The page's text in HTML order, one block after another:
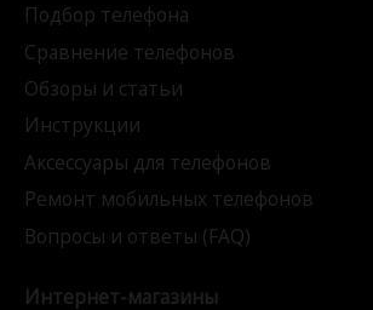
Подбор телефона
Сравнение телефонов
Обзоры и статьи
Инструкции
Аксессуары для телефонов
Ремонт мобильных телефонов
Вопросы и ответы (FAQ)
Интернет-магазины